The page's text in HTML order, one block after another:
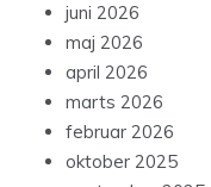
juni 2026
maj 2026
april 2026
marts 2026
februar 2026
oktober 2025